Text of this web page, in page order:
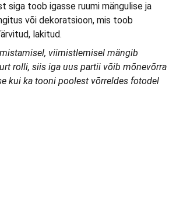
siga toob igasse ruumi mängulise ja
või dekoratsioon, mis toob
lakitud.
viimistlemisel mängib
rolli, siis iga uus partii võib mõnevõrra
kui ka tooni poolest võrreldes fotodel